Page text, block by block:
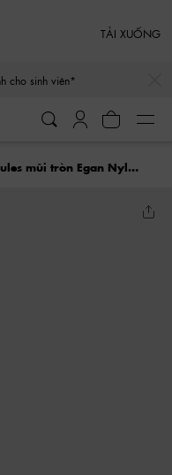
cho sinh viên*
Giày mules mũi tròn Egan Nylon Puffy
TẢI XUỐNG